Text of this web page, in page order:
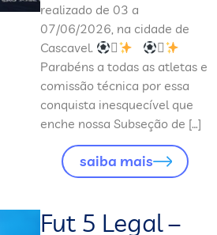
realizado de 03 a
07/06/2026, na cidade de
Cascavel.


Parabéns a todas as atletas e
comissão técnica por essa
conquista inesquecível que
enche nossa Subseção de […]
saiba mais
Fut 5 Legal –